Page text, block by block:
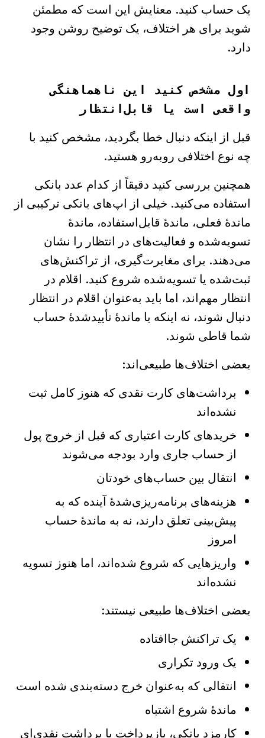
یک حساب کنید. معنایش این است که مطمئن
شوید برای هر اختلاف، یک توضیح روشن وجود
دارد.
اول مشخص کنید این ناهماهنگی
واقعی است یا قابل‌انتظار
قبل از اینکه دنبال خطا بگردید، مشخص کنید با
چه نوع اختلافی روبه‌رو هستید.
همچنین بررسی کنید دقیقاً از کدام عدد بانکی
استفاده می‌کنید. خیلی از اپ‌های بانکی ترکیبی از
ماندهٔ فعلی، ماندهٔ قابل‌استفاده، ماندهٔ
تسویه‌شده و فعالیت‌های در انتظار را نشان
می‌دهند. برای مغایرت‌گیری، از تراکنش‌های
ثبت‌شده یا تسویه‌شده شروع کنید. اقلام در
انتظار مهم‌اند، اما باید به‌عنوان اقلام در انتظار
دنبال شوند، نه اینکه با ماندهٔ تأییدشدهٔ حساب
شما قاطی شوند.
بعضی اختلاف‌ها طبیعی‌اند:
برداشت‌های کارت نقدی که هنوز کامل ثبت
نشده‌اند
خریدهای کارت اعتباری که قبل از خروج پول
از حساب جاری وارد بودجه می‌شوند
انتقال بین حساب‌های خودتان
هزینه‌های برنامه‌ریزی‌شدهٔ آینده که به
پیش‌بینی تعلق دارند، نه به ماندهٔ حساب
امروز
واریزهایی که شروع شده‌اند، اما هنوز تسویه
نشده‌اند
بعضی اختلاف‌ها طبیعی نیستند:
یک تراکنش جاافتاده
یک ورود تکراری
انتقالی که به‌عنوان خرج دسته‌بندی شده است
ماندهٔ شروع اشتباه
کارمزد بانکی، بازپرداخت یا برداشت نقدی‌ای